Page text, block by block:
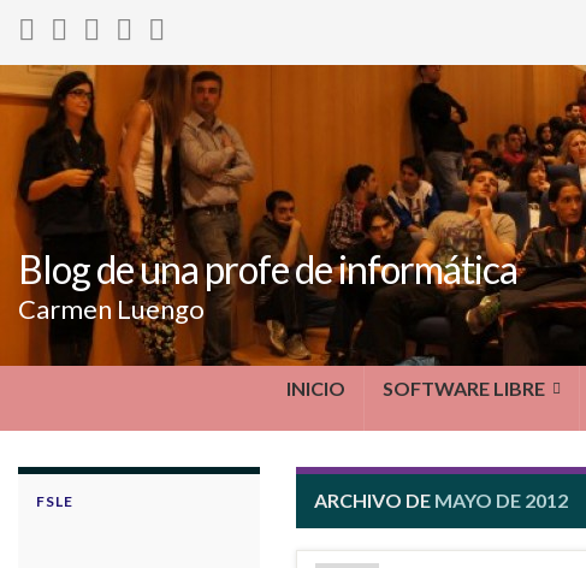
Blog de una profe de informática
Carmen Luengo
INICIO SOFTWARE LIBRE
ARCHIVO DE MAYO DE 2012
FSLE